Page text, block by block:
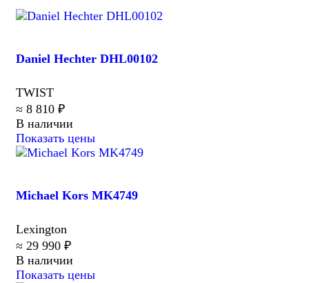
Daniel Hechter DHL00102
TWIST
≈ 8 810 ₽
В наличии
Показать цены
Michael Kors MK4749
Lexington
≈ 29 990 ₽
В наличии
Показать цены